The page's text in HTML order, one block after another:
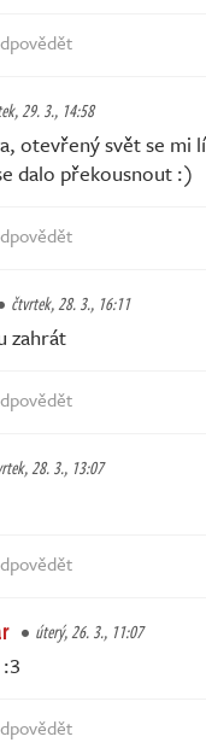
29. 3., 14:58
otevřený svět se mi
dalo překousnout :)
čtvrtek, 28. 3., 16:11
zahrát
28. 3., 13:07
úterý, 26. 3., 11:07